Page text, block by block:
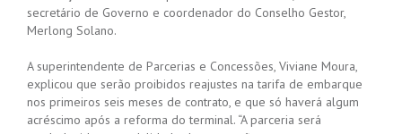
secretário de Governo e coordenador do Conselho Gestor,
Merlong Solano.
A superintendente de Parcerias e Concessões, Viviane Moura,
explicou que serão proibidos reajustes na tarifa de embarque
nos primeiros seis meses de contrato, e que só haverá algum
acréscimo após a reforma do terminal. “A parceria será